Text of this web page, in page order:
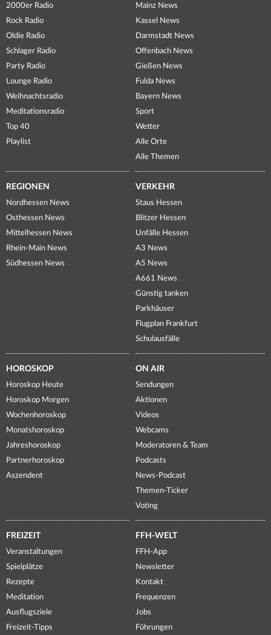
2000er Radio
Rock Radio
Oldie Radio
Schlager Radio
Party Radio
Lounge Radio
Weihnachtsradio
Meditationsradio
Top 40
Playlist
Mainz News
Kassel News
Darmstadt News
Offenbach News
Gießen News
Fulda News
Bayern News
Sport
Wetter
Alle Orte
Alle Themen
REGIONEN
Nordhessen News
Osthessen News
Mittelhessen News
Rhein-Main News
Südhessen News
VERKEHR
Staus Hessen
Blitzer Hessen
Unfälle Hessen
A3 News
A5 News
A661 News
Günstig tanken
Parkhäuser
Flugplan Frankfurt
Schulausfälle
HOROSKOP
Horoskop Heute
Horoskop Morgen
Wochenhoroskop
Monatshoroskop
Jahreshoroskop
Partnerhoroskop
Aszendent
ON AIR
Sendungen
Aktionen
Videos
Webcams
Moderatoren & Team
Podcasts
News-Podcast
Themen-Ticker
Voting
FREIZEIT
Veranstaltungen
Spielplätze
Rezepte
Meditation
Ausflugsziele
Freizeit-Tipps
FFH-WELT
FFH-App
Newsletter
Kontakt
Frequenzen
Jobs
Führungen